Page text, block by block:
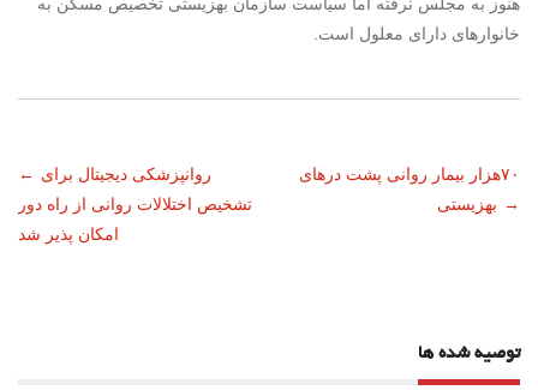
هنوز به مجلس نرفته اما سیاست سازمان بهزیستی تخصیص مسکن به
خانوارهای دارای معلول است.
ناوبری
نوشته
← روانپزشکی دیجیتال برای
تشخیص اختلالات روانی از راه دور
امکان پذیر شد
۷۰هزار بیمار روانی پشت درهای
بهزیستی →
توصیه شده ها